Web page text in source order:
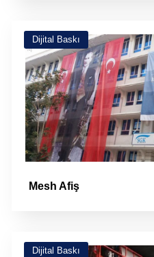
Dijital Baskı
Mesh Afiş
Dijital Baskı